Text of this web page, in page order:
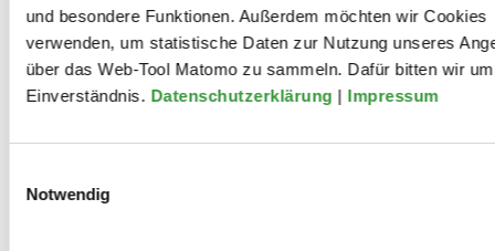
und besondere Funktionen. Außerdem möchten wir Cookies
verwenden, um statistische Daten zur Nutzung unseres
über das Web-Tool Matomo zu sammeln. Dafür bitten wir
Einverständnis. Datenschutzerklärung | Impressum
Notwendig